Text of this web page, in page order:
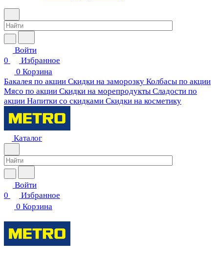
Войти
0
Избранное
0 Корзина
Бакалея по акции Скидки на заморозку Колбасы по акции
Мясо по акции Скидки на морепродукты Сладости по
акции Напитки со скидками Скидки на косметику
Каталог
Войти
0
Избранное
0 Корзина